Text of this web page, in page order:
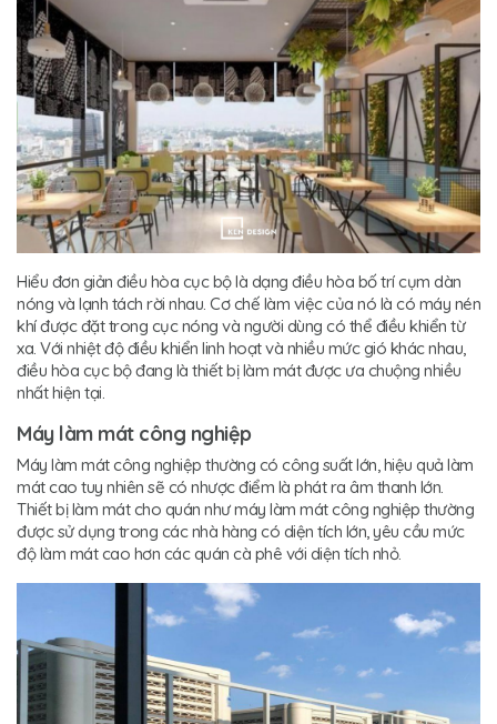
Hiểu đơn giản điều hòa cục bộ là dạng điều hòa bố trí cụm dàn
nóng và lạnh tách rời nhau. Cơ chế làm việc của nó là có máy nén
khí được đặt trong cục nóng và người dùng có thể điều khiển từ
xa. Với nhiệt độ điều khiển linh hoạt và nhiều mức gió khác nhau,
điều hòa cục bộ đang là thiết bị làm mát được ưa chuộng nhiều
nhất hiện tại.
Máy làm mát công nghiệp
Máy làm mát công nghiệp thường có công suất lớn, hiệu quả làm
mát cao tuy nhiên sẽ có nhược điểm là phát ra âm thanh lớn.
Thiết bị làm mát cho quán như máy làm mát công nghiệp thường
được sử dụng trong các nhà hàng có diện tích lớn, yêu cầu mức
độ làm mát cao hơn các quán cà phê với diện tích nhỏ.